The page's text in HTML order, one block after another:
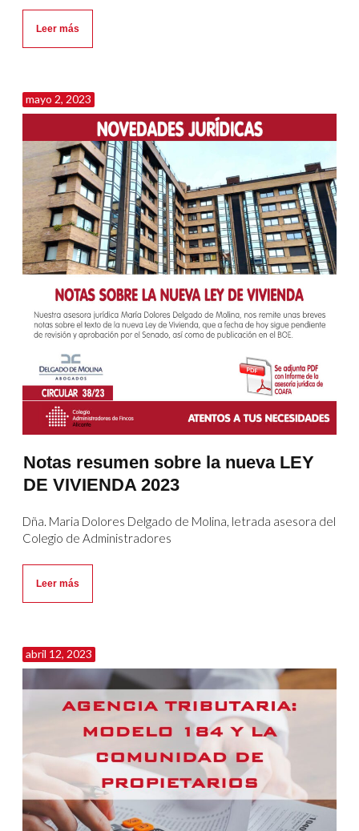
Leer más
mayo 2, 2023
Notas resumen sobre la nueva LEY
DE VIVIENDA 2023
Dña. Maria Dolores Delgado de Molina, letrada asesora del
Colegio de Administradores
Leer más
abril 12, 2023